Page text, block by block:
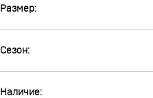
Размер:
Сезон:
Наличие: